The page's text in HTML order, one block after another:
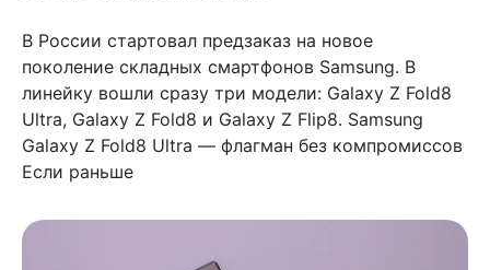
В России стартовал предзаказ на новое
поколение складных смартфонов Samsung. В
линейку вошли сразу три модели: Galaxy Z Fold8
Ultra, Galaxy Z Fold8 и Galaxy Z Flip8. Samsung
Galaxy Z Fold8 Ultra — флагман без компромиссов
Если раньше